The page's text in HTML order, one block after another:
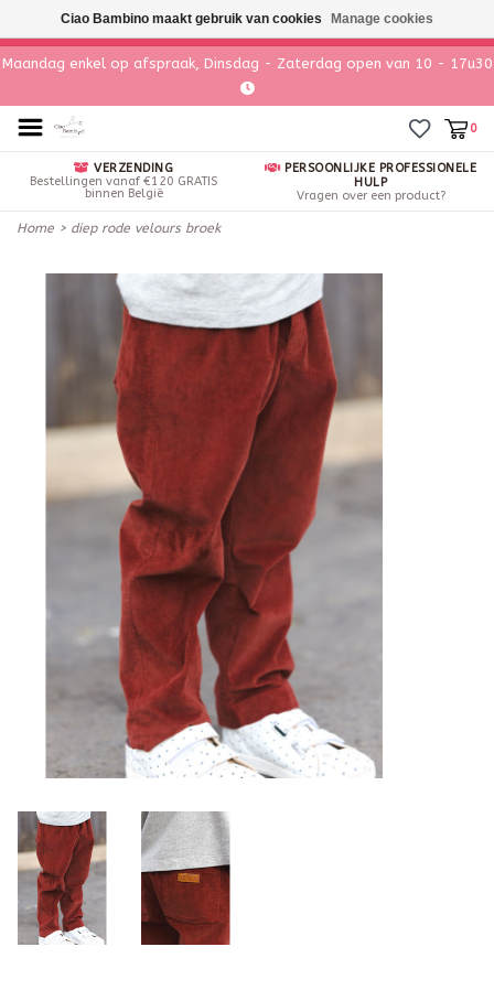
Maandag enkel op afspraak, Dinsdag - Zaterdag open van 10 - 17u30
0
VERZENDING
Bestellingen vanaf €120 GRATIS
binnen België
PERSOONLIJKE PROFESSIONELE
HULP
Vragen over een product?
Home > diep rode velours broek
Ciao Bambino maakt gebruik van cookies Manage cookies